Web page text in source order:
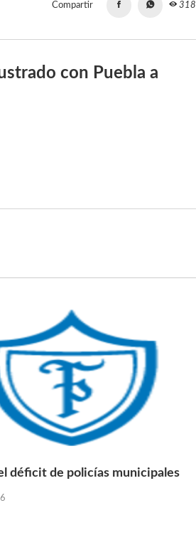
Compartir 318
con Puebla a
déficit de policías municipales